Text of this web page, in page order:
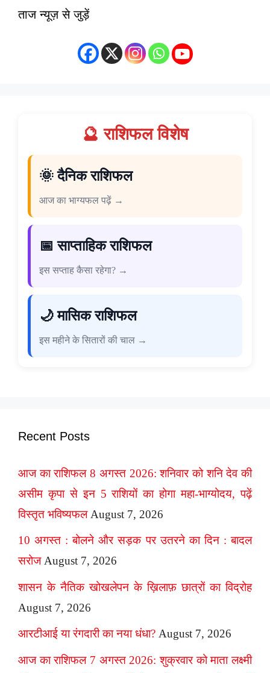
ताज न्यूज़ से जुड़ें
🔮 राशिफल विशेष
🌞 दैनिक राशिफल
आज का भाग्यफल पढ़ें →
📅 साप्ताहिक राशिफल
इस सप्ताह कैसा रहेगा? →
🌙 मासिक राशिफल
इस महीने के सितारों की चाल →
Recent Posts
आज का राशिफल 8 अगस्त 2026: शनिवार को शनि देव की
असीम कृपा से इन 5 राशियों का होगा महा-भाग्योदय, पढ़ें
विस्तृत भविष्यफल August 7, 2026
10 अगस्त : बोलने और सड़क पर उतरने का दिन : बादल
सरोज August 7, 2026
शासन के नैतिक खोखलेपन के ख़िलाफ़ छात्रों का विद्रोह
August 7, 2026
आरटीआई या रंगदारी का नया धंधा? August 7, 2026
आज का राशिफल 7 अगस्त 2026: शुक्रवार को माता लक्ष्मी